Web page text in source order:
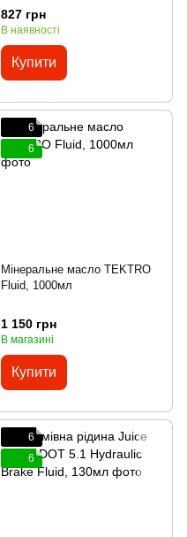
827 грн
В наявності
Купити
6
6
Мінеральне масло TEKTRO
Fluid, 1000мл
1 150 грн
В магазині
Купити
6
6